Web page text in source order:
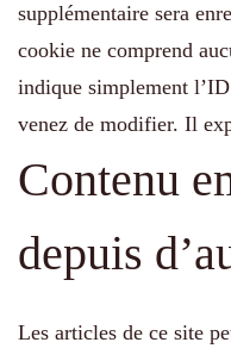
supplémentaire sera
cookie ne comprend
indique simplement
venez de modifier. Il
Contenu
depuis
Les articles de ce site